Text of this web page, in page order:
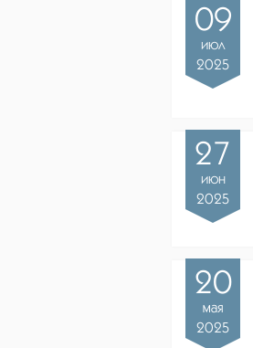
09
июл
2025
27
июн
2025
20
мая
2025